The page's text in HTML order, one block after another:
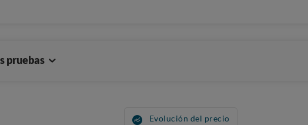
pruebas
Evolución del precio